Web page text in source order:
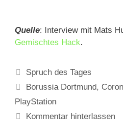
Quelle: Interview mit Mats
Gemischtes Hack.
Kategorien
Spruch des Tages
Schlagwörter
Borussia Dortmund,
PlayStation
Kommentar hinterlassen